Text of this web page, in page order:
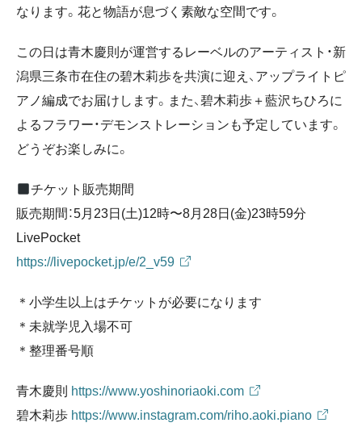
なります。花と物語が息づく素敵な空間です。
この日は青木慶則が運営するレーベルのアーティスト・新
潟県三条市在住の碧木莉歩を共演に迎え、アップライトピ
アノ編成でお届けします。また、碧木莉歩＋藍沢ちひろに
よるフラワー・デモンストレーションも予定しています。
どうぞお楽しみに。
チケット販売期間
販売期間：5月23日(土)12時〜8月28日(金)23時59分
LivePocket
https://livepocket.jp/e/2_v59
＊小学生以上はチケットが必要になります
＊未就学児入場不可
＊整理番号順
青木慶則 https://www.yoshinoriaoki.com
碧木莉歩 https://www.instagram.com/riho.aoki.piano